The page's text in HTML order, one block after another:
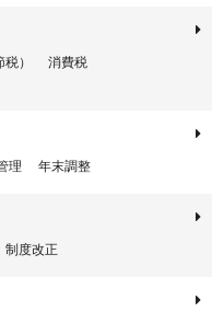
）
消費税
理 年末調整
制度改正